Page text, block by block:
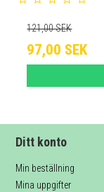
121,00 SEK
97,00 SEK
Ditt konto
Min beställning
Mina uppgifter